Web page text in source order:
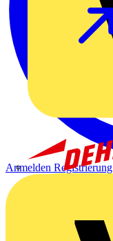
Anmelden Registrierung